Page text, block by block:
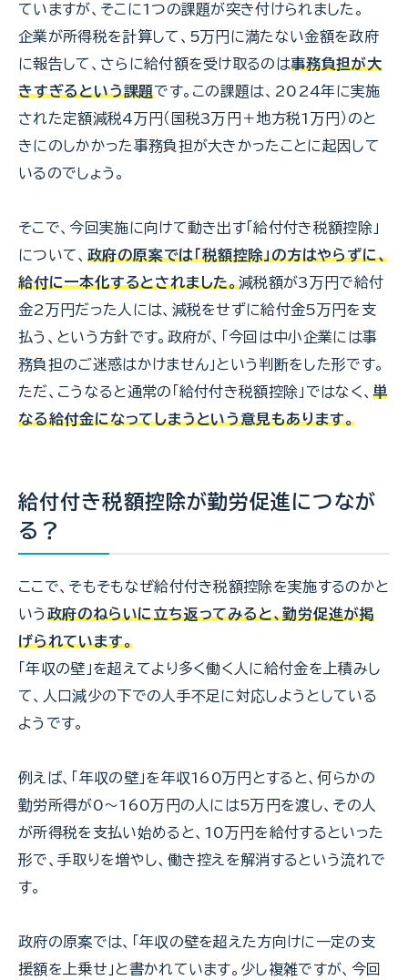
ていますが、そこに1つの課題が突き付けられました。
企業が所得税を計算して、5万円に満たない金額を政府
に報告して、さらに給付額を受け取るのは事務負担が大
きすぎるという課題です。この課題は、2024年に実施
された定額減税4万円（国税3万円＋地方税1万円）のと
きにのしかかった事務負担が大きかったことに起因して
いるのでしょう。
そこで、今回実施に向けて動き出す「給付付き税額控除」
について、 政府の原案では「税額控除」の方はやらずに、
給付に一本化するとされました。減税額が3万円で給付
金2万円だった人には、減税をせずに給付金5万円を支
払う、という方針です。政府が、「今回は中小企業には事
務負担のご迷惑はかけません」という判断をした形です。
ただ、こうなると通常の「給付付き税額控除」ではなく、単
なる給付金になってしまうという意見もあります。
給付付き税額控除が勤労促進につなが
る？
ここで、そもそもなぜ給付付き税額控除を実施するのかと
いう 政府のねらいに立ち返ってみると、勤労促進が掲
げられています。
「年収の壁」を超えてより多く働く人に給付金を上積みし
て、人口減少の下での人手不足に対応しようとしている
ようです。
例えば、「年収の壁」を年収160万円とすると、何らかの
勤労所得が0～160万円の人には5万円を渡し、その人
が所得税を支払い始めると、10万円を給付するといった
形で、手取りを増やし、働き控えを解消するという流れで
す。
政府の原案では、「年収の壁を超えた方向けに一定の支
援額を上乗せ」と書かれています。少し複雑ですが、今回